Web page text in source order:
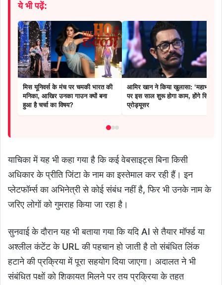
ये भी पढ़ें:
मिस यूनिवर्स के मंच पर चमकी भारत की
मनिका, आखिर उनका गाउन क्यों बना
हुआ है चर्चा का विषय?
आमिर खान ने किया खुलासा: ‘महाभारत’
पर इस साल शुरू होगा काम, होंगे सिर्फ
प्रोड्यूसर
याचिका में यह भी कहा गया है कि कई वेबसाइट्स बिना किसी
अधिकार के प्रीति जिंटा के नाम का इस्तेमाल कर रही हैं। इन
प्लेटफॉर्म्स का अभिनेत्री से कोई संबंध नहीं है, फिर भी उनके नाम के
जरिए लोगों को गुमराह किया जा रहा है।
सुनवाई के दौरान यह भी बताया गया कि यदि AI से तैयार मॉर्फ्ड या
अश्लील कंटेंट के URL की पहचान हो जाती है तो संबंधित लिंक
हटाने की प्रक्रिया में पूरा सहयोग दिया जाएगा। अदालत ने भी
संबंधित पक्षों को शिकायत मिलने पर तय प्रक्रिया के तहत